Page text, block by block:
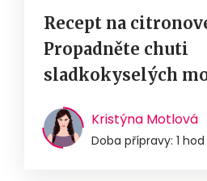
Recept na
Propadněte chuti
sladkokyselých
Kristýna Motlová
Doba přípravy: 1 hod